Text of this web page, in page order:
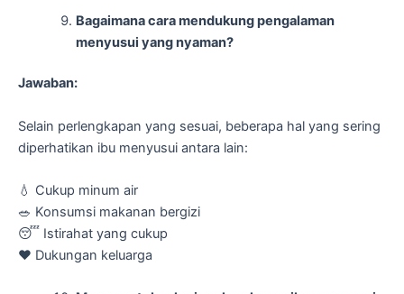
Bagaimana cara mendukung pengalaman
menyusui yang nyaman?
Jawaban:
Selain perlengkapan yang sesuai, beberapa hal yang sering
diperhatikan ibu menyusui antara lain:
💧 Cukup minum air
🥗 Konsumsi makanan bergizi
😴 Istirahat yang cukup
❤️ Dukungan keluarga